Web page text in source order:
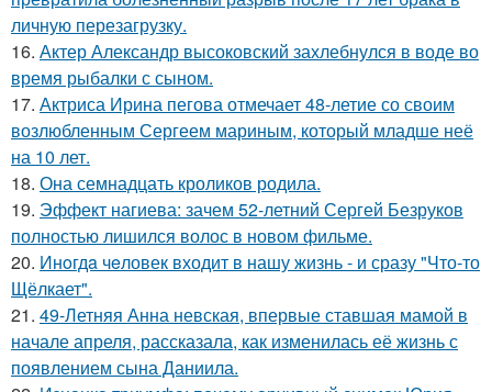
личную перезагрузку.
16. Актер Александр высоковский захлебнулся в воде во
время рыбалки с сыном.
17. Актриса Ирина пегова отмечает 48-летие со своим
возлюбленным Сергеем мариным, который младше неё
на 10 лет.
18. Она семнадцать кроликов родила.
19. Эффект нагиева: зачем 52-летний Сергей Безруков
полностью лишился волос в новом фильме.
20. Инoгдa чeловек входит в нашу жизнь - и сразу "Что-то
Щёлкает".
21. 49-Летняя Анна невская, впервые ставшая мамой в
начале апреля, рассказала, как изменилась её жизнь с
появлением сына Даниила.